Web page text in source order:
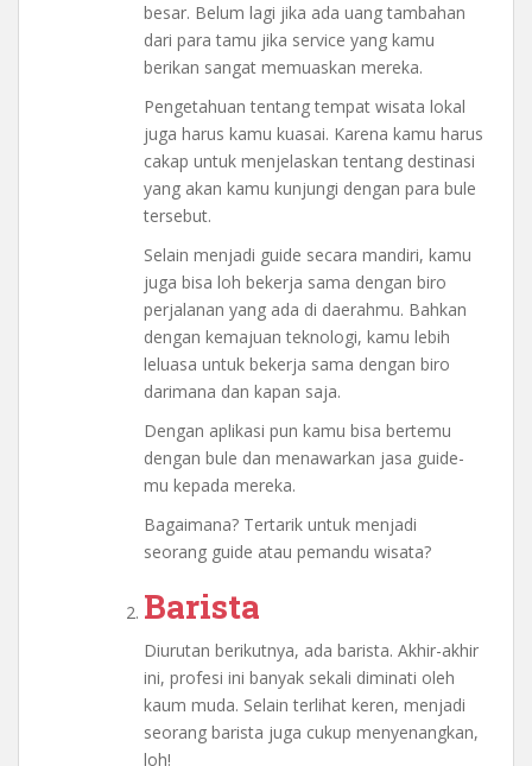
besar. Belum lagi jika ada uang tambahan
dari para tamu jika service yang kamu
berikan sangat memuaskan mereka.
Pengetahuan tentang tempat wisata lokal
juga harus kamu kuasai. Karena kamu harus
cakap untuk menjelaskan tentang destinasi
yang akan kamu kunjungi dengan para bule
tersebut.
Selain menjadi guide secara mandiri, kamu
juga bisa loh bekerja sama dengan biro
perjalanan yang ada di daerahmu. Bahkan
dengan kemajuan teknologi, kamu lebih
leluasa untuk bekerja sama dengan biro
darimana dan kapan saja.
Dengan aplikasi pun kamu bisa bertemu
dengan bule dan menawarkan jasa guide-
mu kepada mereka.
Bagaimana? Tertarik untuk menjadi
seorang guide atau pemandu wisata?
Barista
Diurutan berikutnya, ada barista. Akhir-akhir
ini, profesi ini banyak sekali diminati oleh
kaum muda. Selain terlihat keren, menjadi
seorang barista juga cukup menyenangkan,
loh!